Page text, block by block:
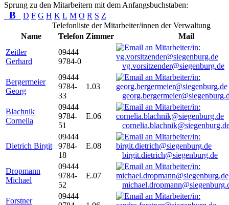
Sprung zu den Mitarbeitern mit dem Anfangsbuchstaben:
B D F G H K L M O R S Z
Telefonliste der Mitarbeiter/innen der Verwaltung
Name
Telefon Zimmer
Mail
Zeitler
Gerhard
09444
9784-0
vg.vorsitzender@siegenburg.de
Bergermeier
Georg
09444
9784-
33
1.03
Blachnik
Cornelia
09444
9784-
51
E.06
Dietrich Birgit
09444
9784-
18
E.08
birgit.dietrich@siegenburg.de
Dropmann
Michael
09444
9784-
52
E.07
Forstner
09444